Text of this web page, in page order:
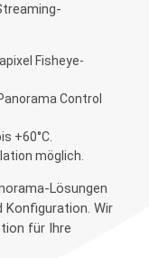
Fisheye-
Control
+60°C.
möglich.
Lösungen
Konfiguration. Wir
für Ihre